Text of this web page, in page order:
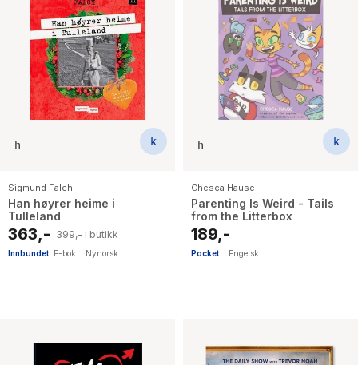
Sigmund Falch
Han høyrer heime i
Tulleland
363,- 399,- i butikk
Innbundet E-bok Nynorsk
Chesca Hause
Parenting Is Weird - Tails
from the Litterbox
189,-
Pocket Engelsk